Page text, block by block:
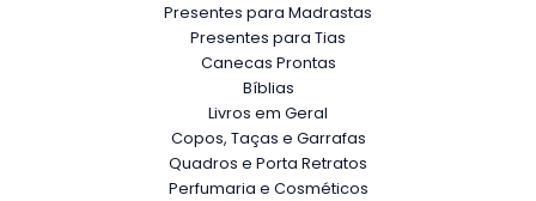
Presentes para Madrastas
Presentes para Tias
Canecas Prontas
Bíblias
Livros em Geral
Copos, Taças e Garrafas
Quadros e Porta Retratos
Perfumaria e Cosméticos